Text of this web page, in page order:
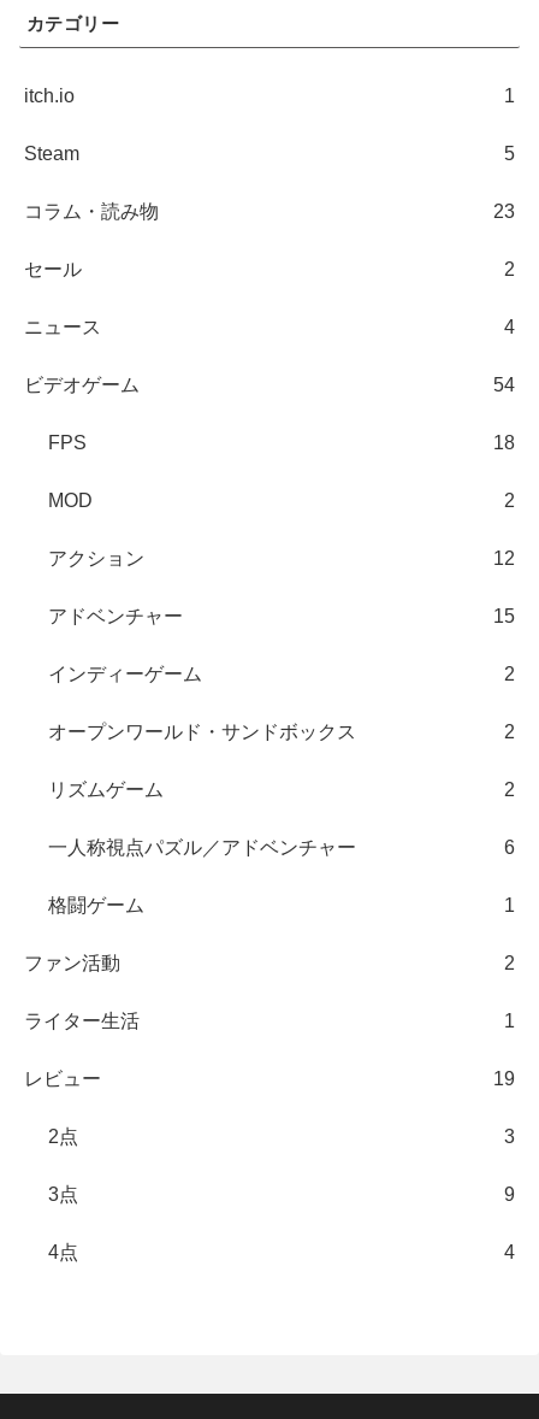
カテゴリー
itch.io 1
Steam 5
コラム・読み物 23
セール 2
ニュース 4
ビデオゲーム 54
FPS 18
MOD 2
アクション 12
アドベンチャー 15
インディーゲーム 2
オープンワールド・サンドボックス 2
リズムゲーム 2
一人称視点パズル／アドベンチャー 6
格闘ゲーム 1
ファン活動 2
ライター生活 1
レビュー 19
2点 3
3点 9
4点 4